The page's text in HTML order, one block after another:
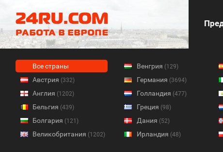
Все страны
Австрия (332)
Англия (1202)
Бельгия (439)
Болгария (121)
Великобритания (1202)
Венгрия (129)
Германия (3694)
Голландия (477)
Греция (98)
Дания (52)
Ирландия (48)